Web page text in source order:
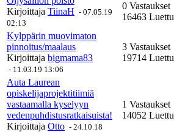
Kirjoittaja TiinaH - 07.05.19
02:13
0 Vastaukset
16463 Luettu
Kylppärin muovimaton
pinnoitus/maalaus
Kirjoittaja bigmama83
- 11.03.19 13:06
3 Vastaukset
19714 Luettu
Auta Laurean
opiskelijaprojektitiimiä
vastaamalla kyselyyn
vedenpuhdistusratkaisuista!
Kirjoittaja Otto - 24.10.18
1 Vastaukset
14052 Luettu